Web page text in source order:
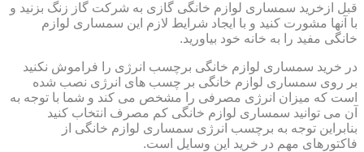
قبل ازخرید سمساری لوازم خانگی گازی به شرکت گاز زنگ بزنید و
با آنها مشورت کنید و با ایجاد شرایط لازم این سمساری لوازم
خانگی مفید را به خانه خود بیاورید.
در خرید سمساری لوازم خانگی برچسب انرژی را فراموش نکنید
بر روی سمساری لوازم خانگی بر چسب های انرژی نصب شده
است که میزان انرژی مصرفی را مشخص می کند و شما با توجه به
آن می توانید سمساری لوازم خانگی کم مصرف انتخاب کنید
بنابراین توجه به برچسب انرژی سمساری لوازم خانگی از
فاکتورهای مهم در خرید این وسایل است.